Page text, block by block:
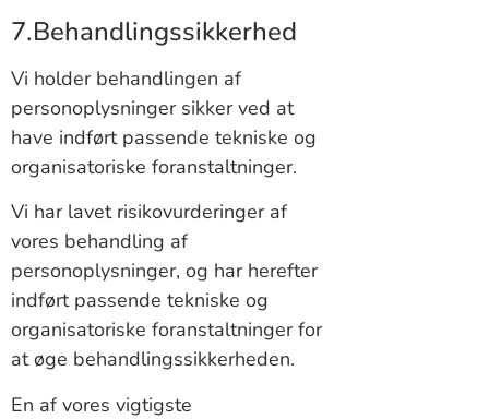
7.Behandlingssikkerhed
Vi holder behandlingen af
personoplysninger sikker ved at
have indført passende tekniske og
organisatoriske foranstaltninger.
Vi har lavet risikovurderinger af
vores behandling af
personoplysninger, og har herefter
indført passende tekniske og
organisatoriske foranstaltninger for
at øge behandlingssikkerheden.
En af vores vigtigste